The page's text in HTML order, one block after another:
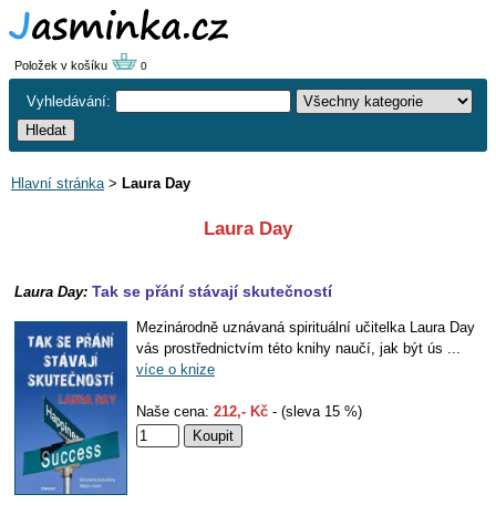
Položek v košíku 0
Vyhledávání:
Hlavní stránka> Laura Day
Laura Day
Laura Day: Tak se přání stávají skutečností
Mezinárodně uznávaná spirituální učitelka Laura Day
vás prostřednictvím této knihy naučí, jak být ús ...
více o knize
Naše cena: 212,- Kč - (sleva 15 %)